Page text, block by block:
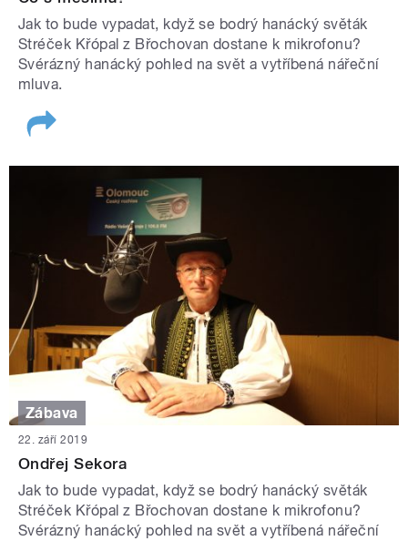
Jak to bude vypadat, když se bodrý hanácký světák
Stréček Křópal z Břochovan dostane k mikrofonu?
Svérázný hanácký pohled na svět a vytříbená nářeční
mluva.
Zábava
22. září 2019
Ondřej Sekora
Jak to bude vypadat, když se bodrý hanácký světák
Stréček Křópal z Břochovan dostane k mikrofonu?
Svérázný hanácký pohled na svět a vytříbená nářeční